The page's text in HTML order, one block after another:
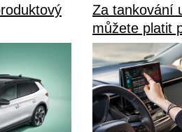
Za tankování
můžete platit